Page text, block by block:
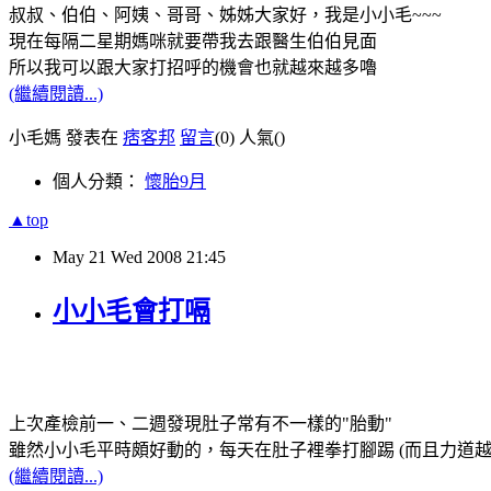
叔叔、伯伯、阿姨、哥哥、姊姊大家好，我是小小毛~~~
現在每隔二星期媽咪就要帶我去跟醫生伯伯見面
所以我可以跟大家打招呼的機會也就越來越多嚕
(繼續閱讀...)
小毛媽 發表在 痞客邦 留言(0) 人氣()
個人分類： 懷胎9月
▲top
May 21 Wed 2008 21:45
小小毛會打嗝
上次產檢前一、二週發現肚子常有不一樣的"胎動"
雖然小小毛平時頗好動的，每天在肚子裡拳打腳踢 (而且力道
(繼續閱讀...)